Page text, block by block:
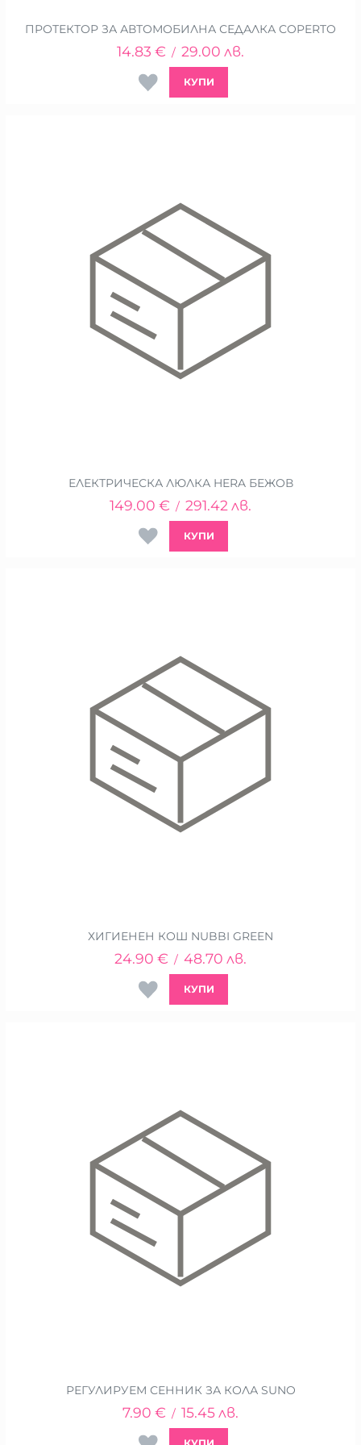
ПРОТЕКТОР ЗА АВТОМОБИЛНА СЕДАЛКА COPERTO
14.83 € / 29.00 лв.
КУПИ
ЕЛЕКТРИЧЕСКА ЛЮЛКА HERA БЕЖОВ
149.00 € / 291.42 лв.
КУПИ
ХИГИЕНЕН КОШ NUBBI GREEN
24.90 € / 48.70 лв.
КУПИ
РЕГУЛИРУЕМ СЕННИК ЗА КОЛА SUNO
7.90 € / 15.45лв.